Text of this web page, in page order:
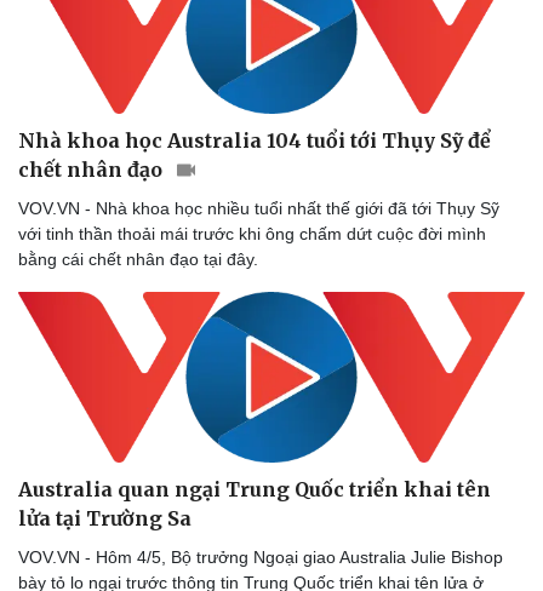
Thể thao
Bóng đá
Ô tô - Xe máy
Ô tô
Nhà khoa học Australia 104 tuổi tới Thụy Sỹ để
chết nhân đạo
VOV.VN - Nhà khoa học nhiều tuổi nhất thế giới đã tới Thụy Sỹ
với tinh thần thoải mái trước khi ông chấm dứt cuộc đời mình
bằng cái chết nhân đạo tại đây.
Australia quan ngại Trung Quốc triển khai tên
lửa tại Trường Sa
VOV.VN - Hôm 4/5, Bộ trưởng Ngoại giao Australia Julie Bishop
bày tỏ lo ngại trước thông tin Trung Quốc triển khai tên lửa ở